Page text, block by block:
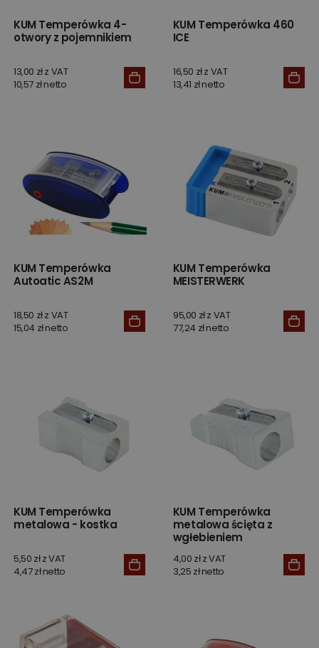
KUM Temperówka 4-
otwory z pojemnikiem
13,00 zł z VAT
10,57 zł netto
KUM Temperówka 460
ICE
16,50 zł z VAT
13,41 zł netto
KUM Temperówka
Autoatic AS2M
18,50 zł z VAT
15,04 zł netto
KUM Temperówka
MEISTERWERK
95,00 zł z VAT
77,24 zł netto
KUM Temperówka
metalowa - kostka
5,50 zł z VAT
4,47 zł netto
KUM Temperówka
metalowa ścięta z
wgłebieniem
4,00 zł z VAT
3,25 zł netto